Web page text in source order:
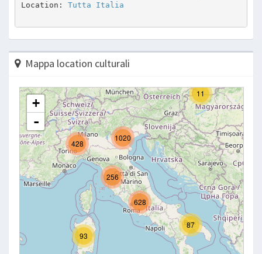
Location: Tutta Italia
Mappa location culturali